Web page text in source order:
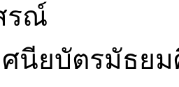
รณ์
นียบัตรมัธย